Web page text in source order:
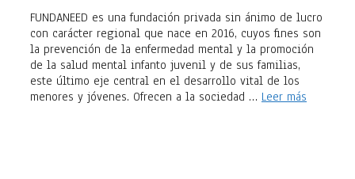
FUNDANEED es una fundación privada sin ánimo de lucro
con carácter regional que nace en 2016, cuyos fines son
la prevención de la enfermedad mental y la promoción
de la salud mental infanto juvenil y de sus familias,
este último eje central en el desarrollo vital de los
menores y jóvenes. Ofrecen a la sociedad … Leer más